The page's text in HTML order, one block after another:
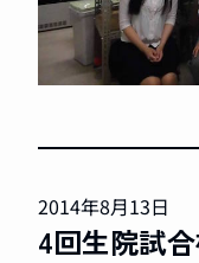
2014年8月13日
4回生院試